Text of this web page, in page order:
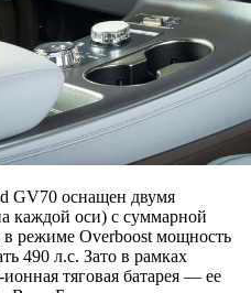
GV70 оснащен двумя
каждой оси) с суммарной
в режиме Overboost мощность
490 л.с. Зато в рамках
тяговая батарея — ее